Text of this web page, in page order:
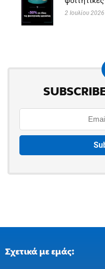
2 Ιουλίου 2026
Σχετικά με εμάς: